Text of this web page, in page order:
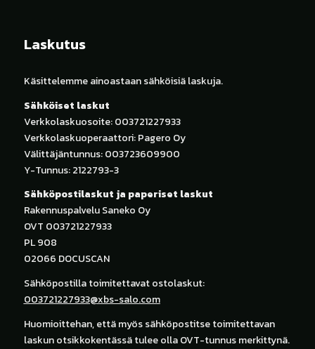
Laskutus
Käsittelemme ainoastaan sähköisiä laskuja.
Sähköiset laskut
Verkkolaskuosoite: 003721227933
Verkkolaskuoperaattori: Pagero Oy
Välittäjäntunnus: 003723609900
Y-Tunnus: 2122793-3
Sähköpostilaskut ja paperiset laskut
Rakennuspalvelu Saneko Oy
OVT 003721227933
PL 908
02066 DOCUSCAN
Sähköpostilla toimitettavat ostolaskut:
003721227933@xbs-salo.com
Huomioittehan, että myös sähköpostitse toimitettavan
laskun otsikkokentässä tulee olla OVT-tunnus merkittynä.